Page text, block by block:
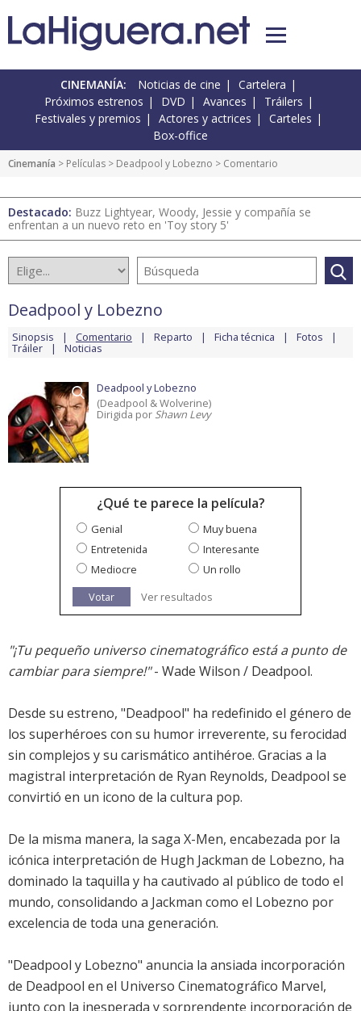
CINEMANÍA: Noticias de cine
Cartelera
Próximos estrenos
DVD Avances
Tráilers
Festivales y premios
Actores y actrices
Carteles
Box-office
Cinemanía > Películas > Deadpool y Lobezno > Comentario
Destacado: Buzz Lightyear, Woody, Jessie y compañía se
enfrentan a un nuevo reto en 'Toy story 5'
Deadpool y Lobezno
Sinopsis Comentario Reparto Ficha técnica Fotos
Tráiler Noticias
Deadpool y Lobezno
(Deadpool & Wolverine)
Dirigida por Shawn Levy
¿Qué te parece la película?
Genial
Muy buena
Entretenida
Interesante
Mediocre
Un rollo
Votar
Ver resultados
"¡Tu pequeño universo cinematográfico está a punto de
cambiar para siempre!"- Wade Wilson / Deadpool.
Desde su estreno, "Deadpool" ha redefinido el género de
los superhéroes con su humor irreverente, su ferocidad
sin complejos y su carismático antihéroe. Gracias a la
magistral interpretación de Ryan Reynolds, Deadpool se
convirtió en un icono de la cultura pop.
De la misma manera, la saga X-Men, encabezada por la
icónica interpretación de Hugh Jackman de Lobezno, ha
dominado la taquilla y ha cautivado al público de todo el
mundo, consolidando a Jackman como el Lobezno por
excelencia de toda una generación.
"Deadpool y Lobezno" anuncia la ansiada incorporación
de Deadpool en el Universo Cinematográfico Marvel,
junto con la inesperada y sorprendente incorporación de